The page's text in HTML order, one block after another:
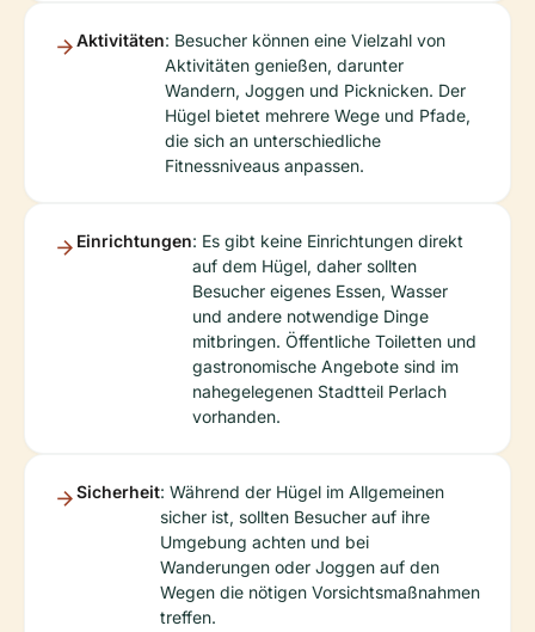
Aktivitäten: Besucher können eine Vielzahl von
Aktivitäten genießen, darunter
Wandern, Joggen und Picknicken. Der
Hügel bietet mehrere Wege und Pfade,
die sich an unterschiedliche
Fitnessniveaus anpassen.
Einrichtungen: Es gibt keine Einrichtungen direkt
auf dem Hügel, daher sollten
Besucher eigenes Essen, Wasser
und andere notwendige Dinge
mitbringen. Öffentliche Toiletten und
gastronomische Angebote sind im
nahegelegenen Stadtteil Perlach
vorhanden.
Sicherheit: Während der Hügel im Allgemeinen
sicher ist, sollten Besucher auf ihre
Umgebung achten und bei
Wanderungen oder Joggen auf den
Wegen die nötigen Vorsichtsmaßnahmen
treffen.